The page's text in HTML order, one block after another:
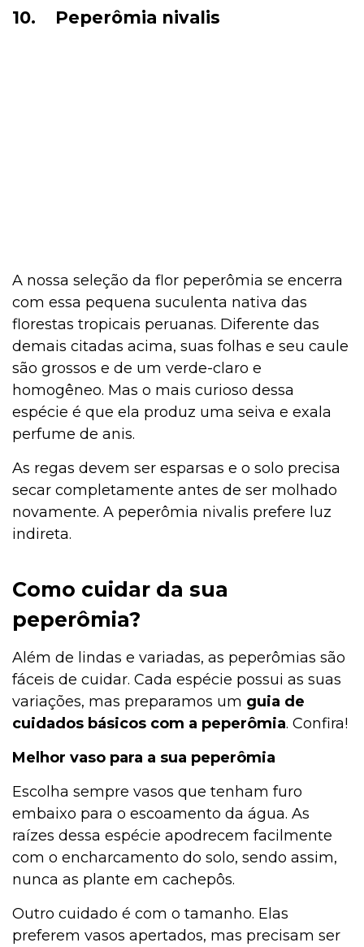
10. Peperômia nivalis
A nossa seleção da flor peperômia se encerra
com essa pequena suculenta nativa das
florestas tropicais peruanas. Diferente das
demais citadas acima, suas folhas e seu caule
são grossos e de um verde-claro e
homogêneo. Mas o mais curioso dessa
espécie é que ela produz uma seiva e exala
perfume de anis.
As regas devem ser esparsas e o solo precisa
secar completamente antes de ser molhado
novamente. A peperômia nivalis prefere luz
indireta.
Como cuidar da sua
peperômia?
Além de lindas e variadas, as peperômias são
fáceis de cuidar. Cada espécie possui as suas
variações, mas preparamos um guia de
cuidados básicos com a peperômia. Confira!
Melhor vaso para a sua peperômia
Escolha sempre vasos que tenham furo
embaixo para o escoamento da água. As
raízes dessa espécie apodrecem facilmente
com o encharcamento do solo, sendo assim,
nunca as plante em cachepôs.
Outro cuidado é com o tamanho. Elas
preferem vasos apertados, mas precisam ser